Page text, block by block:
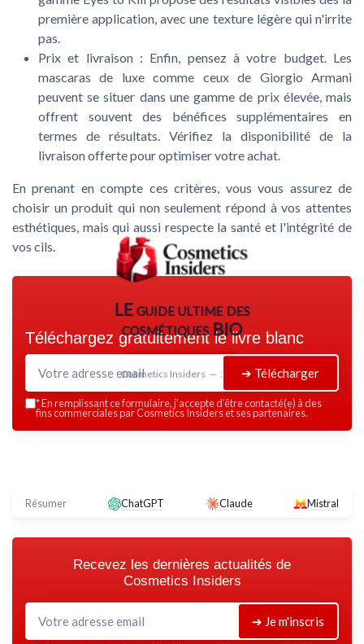
première application, avec une texture légère qui n'irrite
pas.
Prix et livraison: Enfin, pensez à votre budget. Les
mascaras de luxe comme ceux de Giorgio Armani
peuvent se situer dans une gamme de prix élevée, mais
offrent souvent des bénéfices supplémentaires en
termes de résultats. Vérifiez la disponibilité de la
livraison offerte pour optimiser votre achat.
En prenant en compte ces critères, vous vous assurez de
choisir un produit qui non seulement répond à vos attentes
esthétiques, mais qui aussi respecte la santé et l'intégrité de
vos cils.
LE guide ultime des
cosmétiques BIO
Cosmetics Insiders — 2026
Téléchargez gratuitement le livre blanc
➔ Télécharger
*En remplissant ce formulaire, j’accepte d’être contacté(e) à des
fins commerciales par Cosmetics Insiders et ses partenaires.
Résumer ChatGPT Claude Mistral
Recevez les dernières actualités de
Cosmetics Insiders
➔ Je m'inscris